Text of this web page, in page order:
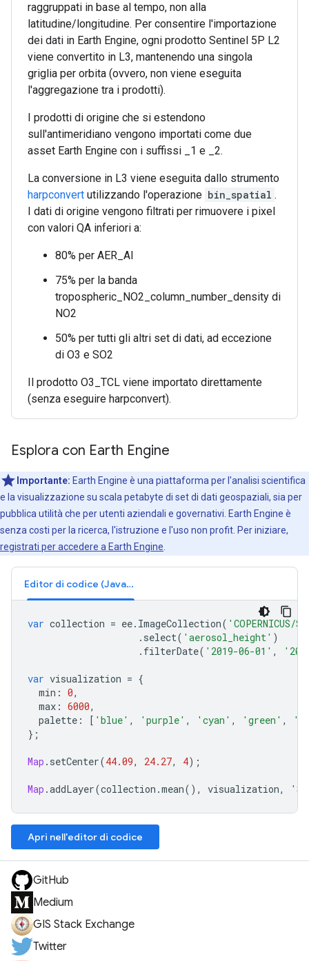
raggruppati in base al tempo, non alla
latitudine/longitudine. Per consentire l'importazione
dei dati in Earth Engine, ogni prodotto Sentinel 5P L2
viene convertito in L3, mantenendo una singola
griglia per orbita (ovvero, non viene eseguita
l'aggregazione tra i prodotti).
I prodotti di origine che si estendono
sull'antimeridiano vengono importati come due
asset Earth Engine con i suffissi _1 e _2.
La conversione in L3 viene eseguita dallo strumento
harpconvert utilizzando l'operazione bin_spatial .
I dati di origine vengono filtrati per rimuovere i pixel
con valori QA inferiori a:
80% per AER_AI
75% per la banda
tropospheric_NO2_column_number_density di
NO2
50% per tutti gli altri set di dati, ad eccezione
di O3 e SO2
Il prodotto O3_TCL viene importato direttamente
(senza eseguire harpconvert).
Esplora con Earth Engine
Importante: Earth Engine è una piattaforma per l'analisi scientifica
e la visualizzazione su scala petabyte di set di dati geospaziali, sia per
pubblica utilità che per utenti aziendali e governativi. Earth Engine è
senza costi per la ricerca, l'istruzione e l'uso non profit. Per iniziare,
registrati per accedere a Earth Engine.
Editor di codice (JavaScript)
var collection = ee. ImageCollection( 'COPERNICUS/
. select( 'aerosol_height' )
. filterDate( '2019-06-01' ,
var visualization = {
min : 0,
max : 6000,
palette : [ 'blue' , 'purple' , 'cyan' , 'green' ,
};
Map . setCenter(44.09, 24.27, 4);
Map .addLayer(collection .mean(), visualization,
Apri nell'editor di codice
GitHub
Medium
GIS Stack Exchange
Twitter